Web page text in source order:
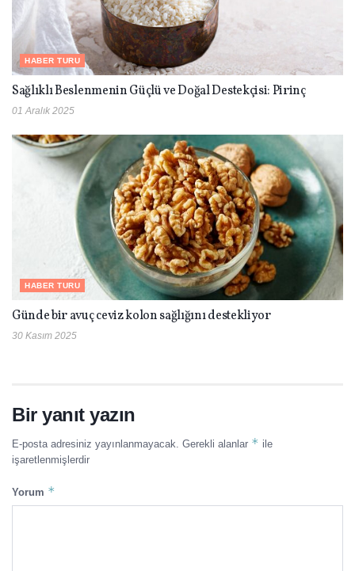
HABER TURU
Sağlıklı Beslenmenin Güçlü ve Doğal Destekçisi: Pirinç
01 Aralık 2025
HABER TURU
Günde bir avuç ceviz kolon sağlığını destekliyor
30 Kasım 2025
Bir yanıt yazın
E-posta adresiniz yayınlanmayacak. Gerekli alanlar * ile
işaretlenmişlerdir
Yorum *